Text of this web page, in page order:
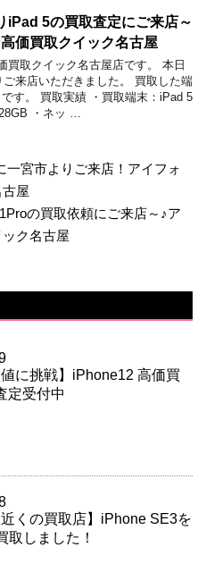
iPad 5の買取査定にご来店～
価買取クイック名古屋
買取クイック名古屋店です。 本日
ご来店いただきました。 買取した端
す。 買取実績 ・買取端末：iPad 5
・ネッ …
一宮市よりご来店！アイフォ
屋
の買取依頼にご来店～♪ア
ク名古屋
値に挑戦】iPhone12 高価買
定受付中
近くの買取店】iPhone SE3を
取しました！